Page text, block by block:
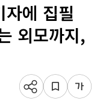
에 집필
외모까지,